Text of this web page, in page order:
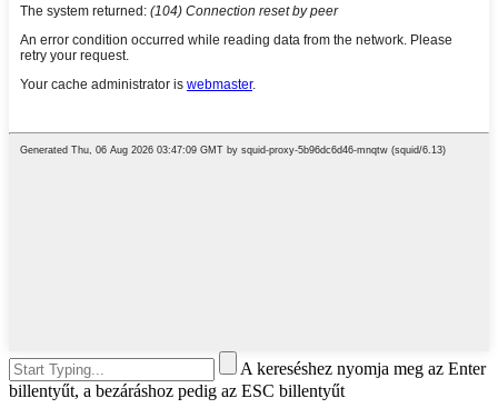
A kereséshez nyomja meg az Enter
billentyűt, a bezáráshoz pedig az ESC billentyűt